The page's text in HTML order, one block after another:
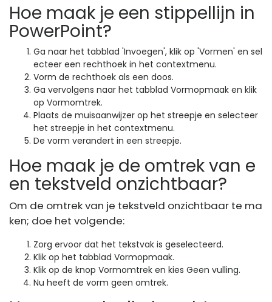
Hoe maak je een stippellijn in
PowerPoint?
Ga naar het tabblad 'Invoegen', klik op 'Vormen' en sel
ecteer een rechthoek in het contextmenu.
Vorm de rechthoek als een doos.
Ga vervolgens naar het tabblad Vormopmaak en klik
op Vormomtrek.
Plaats de muisaanwijzer op het streepje en selecteer
het streepje in het contextmenu.
De vorm verandert in een streepje.
Hoe maak je de omtrek van e
en tekstveld onzichtbaar?
Om de omtrek van je tekstveld onzichtbaar te ma
ken; doe het volgende:
Zorg ervoor dat het tekstvak is geselecteerd.
Klik op het tabblad Vormopmaak.
Klik op de knop Vormomtrek en kies Geen vulling.
Nu heeft de vorm geen omtrek.